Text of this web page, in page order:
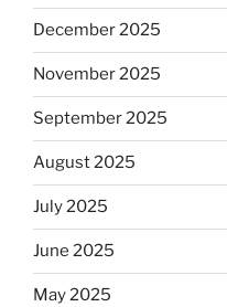
December 2025
November 2025
September 2025
August 2025
July 2025
June 2025
May 2025